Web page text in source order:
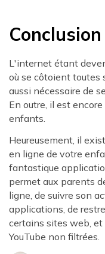
Conclusion
L'internet étant
où se côtoient toutes
aussi nécessaire de
En outre, il est
enfants.
Heureusement, il
en ligne de votre
fantastique
permet aux parents
ligne, de suivre son
applications, de
certains sites web, et
YouTube non filtrées.